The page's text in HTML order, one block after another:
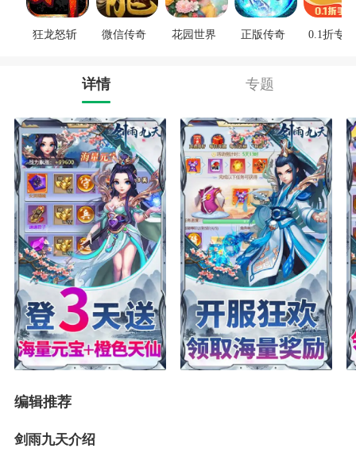
狂龙怒斩 微信传奇 花园世界 正版传奇 0.1折专区
详情 专题
编辑推荐
剑雨九天介绍